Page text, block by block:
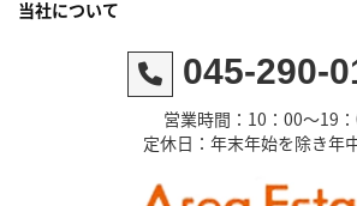
当社について
045-290-
営業時間：10：00～19
定休日：年末年始を除き年